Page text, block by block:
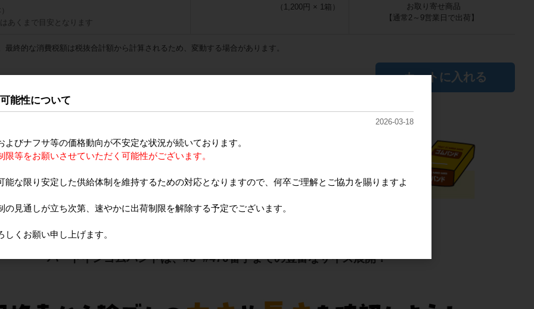
あくまで目安となります
（ 1,200円 × 1 箱 ）
お取り寄せ商品
【通常2～9営業日で出荷】
終的な消費税額は税抜合計額から計算されるため、変動する場合があります。
カートに入れる
一般的に輪ゴムのサイズは『＃16』など、
ハートインゴムバンドは、#8~#470番手までの豊富なサイズ展開！
能性について
2026-03-18
びナフサ等の価格動向が不安定な状況が続いております。
等をお願いさせていただく可能性がございます。
な限り安定した供給体制を維持するための対応となりますので、何卒ご理解とご協力を賜りますよ
見通しが立ち次第、速やかに出荷制限を解除する予定でございます。
くお願い申し上げます。